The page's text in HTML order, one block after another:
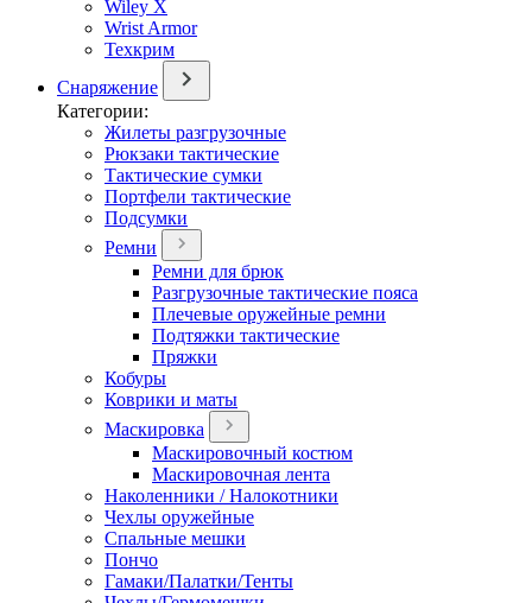
Wiley X
Wrist Armor
Техкрим
Снаряжение
Категории:
Жилеты разгрузочные
Рюкзаки тактические
Тактические сумки
Портфели тактические
Подсумки
Ремни
Ремни для брюк
Разгрузочные тактические пояса
Плечевые оружейные ремни
Подтяжки тактические
Пряжки
Кобуры
Коврики и маты
Маскировка
Маскировочный костюм
Маскировочная лента
Наколенники / Налокотники
Чехлы оружейные
Спальные мешки
Пончо
Гамаки/Палатки/Тенты